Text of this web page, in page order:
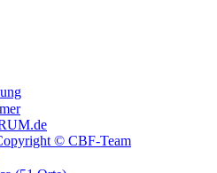
© CBF-Team